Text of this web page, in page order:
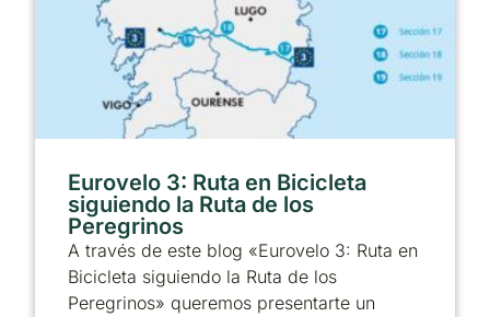
Eurovelo 3: Ruta en Bicicleta
siguiendo la Ruta de los
Peregrinos
A través de este blog «Eurovelo 3: Ruta en
Bicicleta siguiendo la Ruta de los
Peregrinos» queremos presentarte un